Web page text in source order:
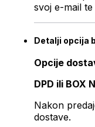
svoj e-mail
Detalji opcija
Opcije
DPD ili BOX
Nakon
dostave.